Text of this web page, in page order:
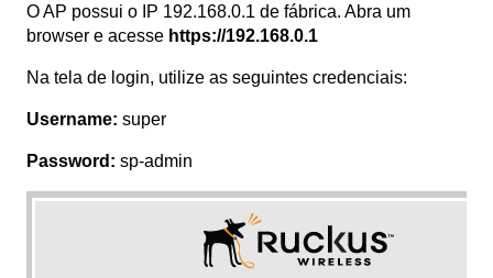
O AP possui o IP 192.168.0.1 de fábrica. Abra um
browser e acesse https://192.168.0.1
Na tela de login, utilize as seguintes credenciais:
Username: super
Password: sp-admin